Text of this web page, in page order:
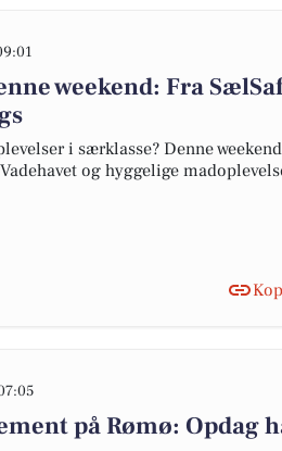
weekend: Fra
i særklasse? Denne
og hyggelige
på Rømø: Opdag